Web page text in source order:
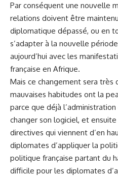
Par conséquent une nouvelle
relations doivent être
diplomatique dépassé, ou en
s’adapter à la nouvelle
aujourd’hui avec les
française en Afrique.
Mais ce changement sera très
mauvaises habitudes ont la
parce que déjà
changer son logiciel, et
directives qui viennent d’en
diplomates d’appliquer la
politique française partant du
difficile pour les diplomates